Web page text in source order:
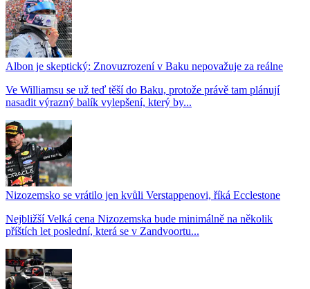
Albon je skeptický: Znovuzrození v Baku nepovažuje za reálne
Ve Williamsu se už teď těší do Baku, protože právě tam plánují
nasadit výrazný balík vylepšení, který by...
Nizozemsko se vrátilo jen kvůli Verstappenovi, říká Ecclestone
Nejbližší Velká cena Nizozemska bude minimálně na několik
příštích let poslední, která se v Zandvoortu...